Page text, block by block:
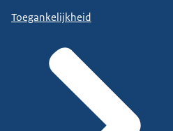
Toegankelijkheid